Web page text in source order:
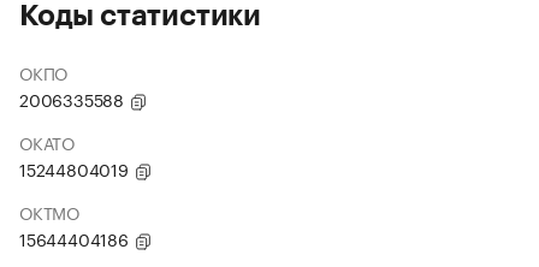
Коды статистики
ОКПО
2006335588
ОКАТО
15244804019
ОКТМО
15644404186